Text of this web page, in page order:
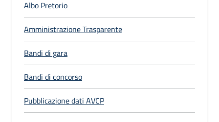
Albo Pretorio
Amministrazione Trasparente
Bandi di gara
Bandi di concorso
Pubblicazione dati AVCP